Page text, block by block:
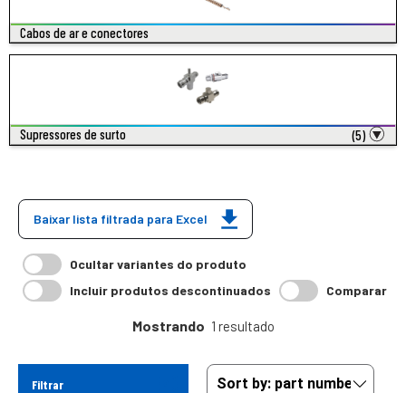
Cabos de ar e conectores
Supressores de surto (5)
Baixar lista filtrada para Excel
Ocultar variantes do produto
Incluir produtos descontinuados
Comparar
Mostrando 1 resultado
Filtrar